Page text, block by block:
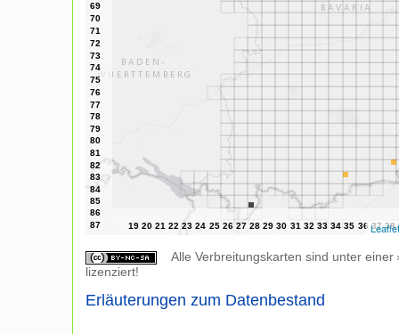
Leaflet
Alle Verbreitungskarten sind unter einer
lizenziert!
Erläuterungen zum Datenbestand